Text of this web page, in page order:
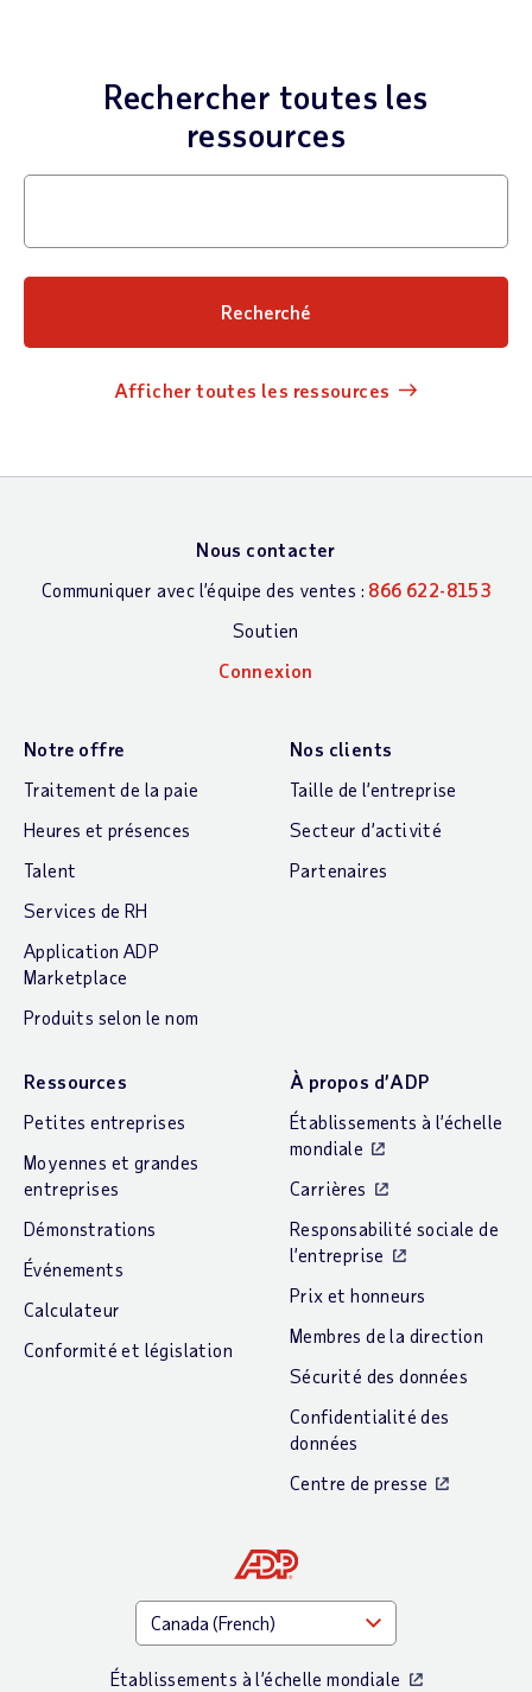
Rechercher toutes les
ressources
Afficher toutes les ressources
Nous contacter
Communiquer avec l’équipe des ventes : 866 622-8153
Soutien
Connexion
Notre offre
Traitement de la paie
Heures et présences
Talent
Services de RH
Application ADP
Marketplace
Produits selon le nom
Nos clients
Taille de l’entreprise
Secteur d’activité
Partenaires
Ressources
Petites entreprises
Moyennes et grandes
entreprises
Démonstrations
Événements
Calculateur
Conformité et législation
À propos d’ADP
Établissements à l’échelle
mondiale
Carrières
Responsabilité sociale de
l’entreprise
Prix et honneurs
Membres de la direction
Sécurité des données
Confidentialité des
données
Centre de presse
Établissements à l’échelle mondiale